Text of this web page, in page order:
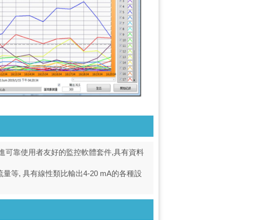
可靠使用者友好的監控軟體套件,具有資料
等, 具有線性類比輸出4-20 mA的各種設